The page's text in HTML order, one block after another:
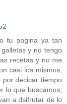
tu pagina ya tan
y no tengo
recetas y no me
casi los mismos,
por decicar tiempo
lo que buscamos,
a dsifrutar de lo